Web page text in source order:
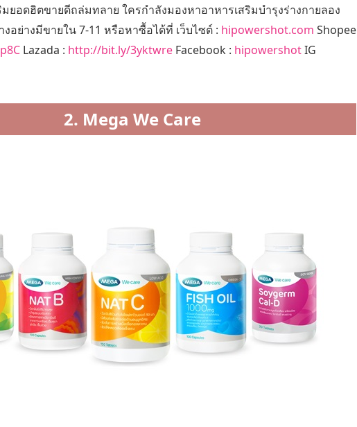
มยอดฮิตขายดีถล่มทลาย ใครกำลังมองหาอาหารเสริมบำรุงร่างกายลอง
อย่างมีขายใน 7-11 หรือหาซื้อได้ที่ เว็บไซต์ : hipowershot.com Shopee
Lazada : http://bit.ly/3yktwre Facebook : hipowershotIG
2. Mega We Care